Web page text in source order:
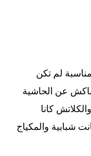
لم تكن
عن الحاشية
كانا
شبابية والمكياج